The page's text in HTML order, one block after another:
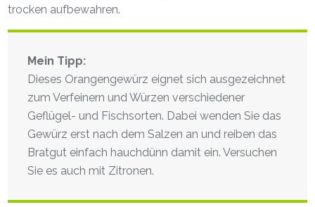
trocken aufbewahren.
Mein Tipp:
Dieses Orangengewürz eignet sich ausgezeichnet
zum Verfeinern und Würzen verschiedener
Geflügel- und Fischsorten. Dabei wenden Sie das
Gewürz erst nach dem Salzen an und reiben das
Bratgut einfach hauchdünn damit ein. Versuchen
Sie es auch mit Zitronen.